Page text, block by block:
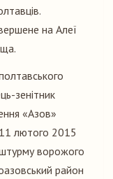
на Алеї
зенітник
«Азов»
11 лютого 2015
ворожого
район